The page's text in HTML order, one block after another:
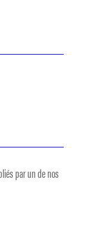
par un de nos